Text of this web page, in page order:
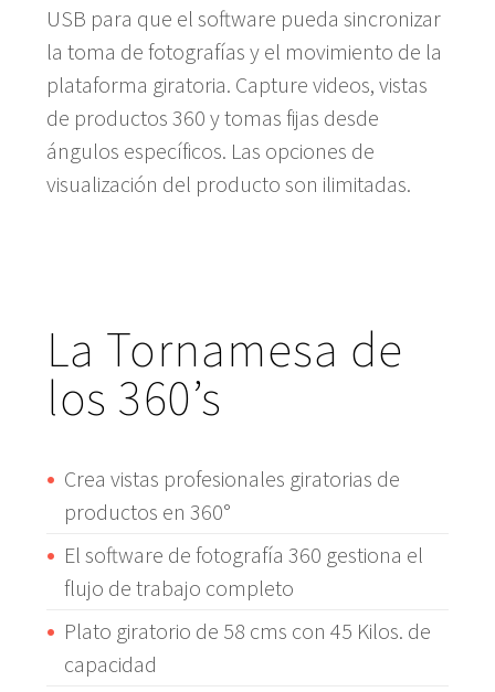
USB para que el software pueda sincronizar
la toma de fotografías y el movimiento de la
plataforma giratoria. Capture videos, vistas
de productos 360 y tomas fijas desde
ángulos específicos. Las opciones de
visualización del producto son ilimitadas.
La Tornamesa de
los 360’s
Crea vistas profesionales giratorias de
productos en 360°
El software de fotografía 360 gestiona el
flujo de trabajo completo
Plato giratorio de 58 cms con 45 Kilos. de
capacidad